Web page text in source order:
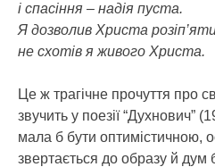
і спасіння – надія пуста.
Я дозволив Христа
не схотів я живого Христа.
Це ж трагічне прочуття про
звучить у поезії “Духнович”
мала б бути оптимістичною,
звертається до образу й дум